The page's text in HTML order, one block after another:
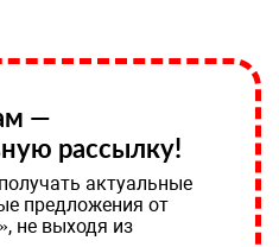
—
рассылку!
актуальные
предложения от
не выходя из